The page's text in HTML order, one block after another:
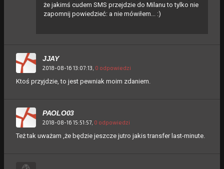
że jakimś cudem SMS przejdzie do Milanu to tylko nie
zapomnij powiedzieć: a nie mówiłem... :)
JJAY
2018-08-16 13:07:13, 0 odpowiedzi
Ktoś przyjdzie, to jest pewniak moim zdaniem.
PAOLO03
2018-08-16 15:51:57, 0 odpowiedzi
Też tak uważam ,że będzie jeszcze jutro jakis transfer last-minute.